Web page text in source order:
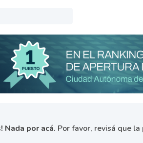
Nada por acá. Por favor, revisá que